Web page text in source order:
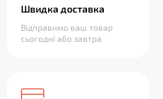
Швидка доставка
Відправимо ваш товар
сьогодні або завтра